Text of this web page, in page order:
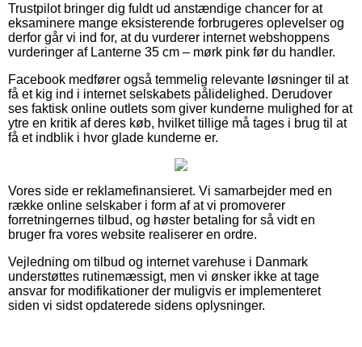
Trustpilot bringer dig fuldt ud anstændige chancer for at
eksaminere mange eksisterende forbrugeres oplevelser og
derfor går vi ind for, at du vurderer internet webshoppens
vurderinger af Lanterne 35 cm – mørk pink før du handler.
Facebook medfører også temmelig relevante løsninger til at
få et kig ind i internet selskabets pålidelighed. Derudover
ses faktisk online outlets som giver kunderne mulighed for at
ytre en kritik af deres køb, hvilket tillige må tages i brug til at
få et indblik i hvor glade kunderne er.
Vores side er reklamefinansieret. Vi samarbejder med en
række online selskaber i form af at vi promoverer
forretningernes tilbud, og høster betaling for så vidt en
bruger fra vores website realiserer en ordre.
Vejledning om tilbud og internet varehuse i Danmark
understøttes rutinemæssigt, men vi ønsker ikke at tage
ansvar for modifikationer der muligvis er implementeret
siden vi sidst opdaterede sidens oplysninger.